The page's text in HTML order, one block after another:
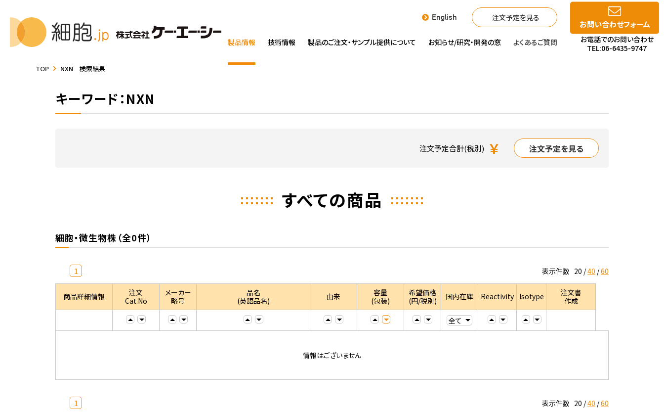
English 注文予定を見る
製品情報 技術情報 製品のご注文・サンプル提供について お知らせ/研究・開発の窓 よくあるご質問
お問い合わせフォーム
お電話でのお問い合わせ
TEL:06-6435-9747
TOP NXN 検索結果
キーワード：NXN
注文予定合計(税別) ￥ 注文予定を見る
すべての商品
細胞・微生物株（全0件）
1 表示件数 20 40 60
商品詳細情報
注文
Cat.No
メーカー
略号
品名
(英語品名)
由来
容量
(包装)
希望価格
(円/税別)
国内在庫 Reactivity Isotype
注文書
作成
情報はございません
1 表示件数 20 40 60